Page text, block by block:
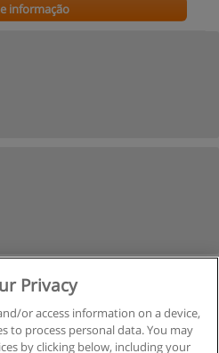
informação
Privacy
or access information on a device,
to process personal data. You may
by clicking below, including your